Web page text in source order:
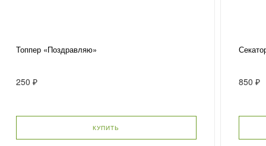
Топпер «Поздравляю»
250 ₽
КУПИТЬ
850 ₽